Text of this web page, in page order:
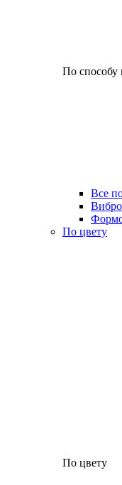
По способу
Все
По цвету
По цвету